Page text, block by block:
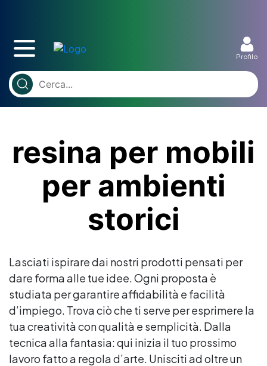
Profilo
resina per mobili
per ambienti
storici
Lasciati ispirare dai nostri prodotti pensati per
dare forma alle tue idee. Ogni proposta è
studiata per garantire affidabilità e facilità
d’impiego. Trova ciò che ti serve per esprimere la
tua creatività con qualità e semplicità. Dalla
tecnica alla fantasia: qui inizia il tuo prossimo
lavoro fatto a regola d’arte. Unisciti ad oltre un